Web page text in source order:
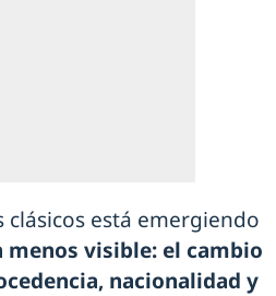
clásicos está emergiendo
visible: el cambio
nacionalidad y